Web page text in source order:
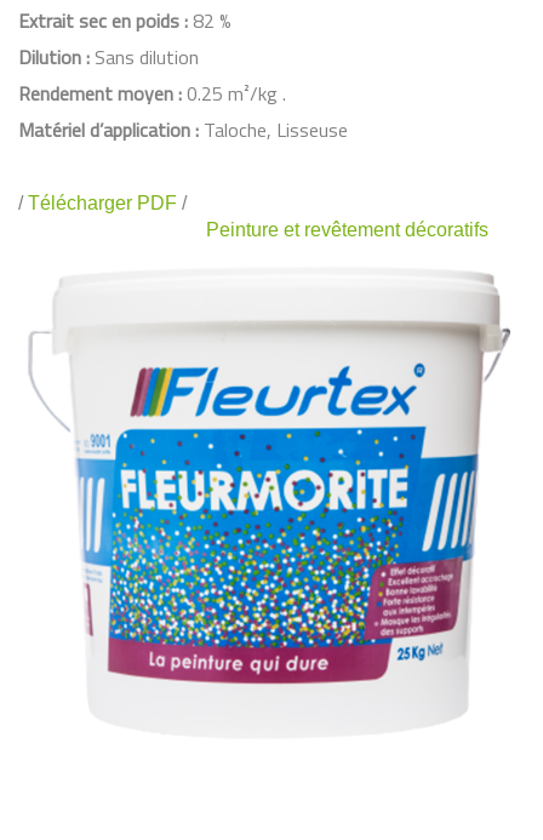
Extrait sec en poids : 82 %
Dilution : Sans dilution
Rendement moyen :0.25 m²/kg .
Matériel d’application : Taloche, Lisseuse
/Télécharger PDF /
Peinture et revêtement décoratifs